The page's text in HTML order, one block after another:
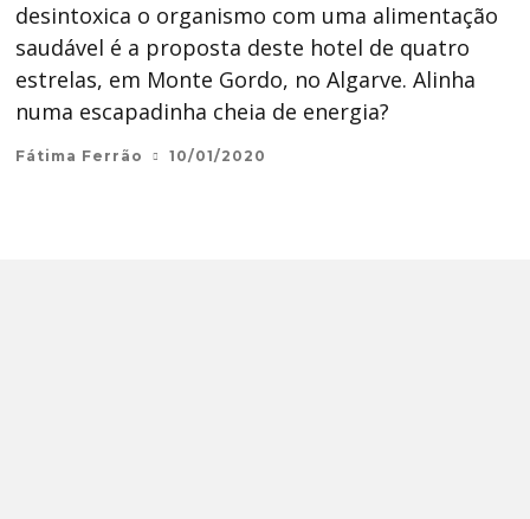
desintoxica o organismo com uma alimentação
saudável é a proposta deste hotel de quatro
estrelas, em Monte Gordo, no Algarve. Alinha
numa escapadinha cheia de energia?
Fátima Ferrão 10/01/2020